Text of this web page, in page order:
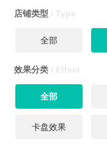
店铺类型 / Type
全部
效果分类 / Effect
全部
卡盘效果